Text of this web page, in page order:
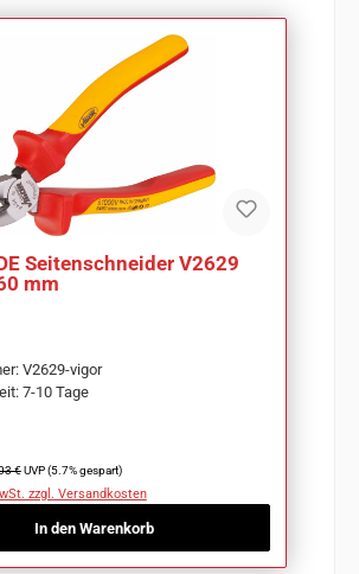
Seitenschneider V2629
mm
V2629-vigor
7-10 Tage
Preis:
€ UVP (5.7% gespart)
zzgl. Versandkosten
In den Warenkorb